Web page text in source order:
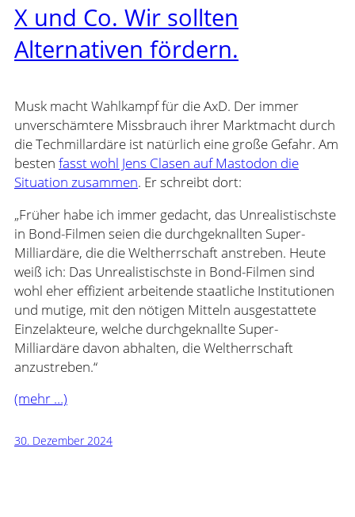
X und Co. Wir sollten
Alternativen fördern.
Musk macht Wahlkampf für die AxD. Der immer
unverschämtere Missbrauch ihrer Marktmacht durch
die Techmillardäre ist natürlich eine große Gefahr. Am
besten fasst wohl Jens Clasen auf Mastodon die
Situation zusammen. Er schreibt dort:
„Früher habe ich immer gedacht, das Unrealistischste
in Bond-Filmen seien die durchgeknallten Super-
Milliardäre, die die Weltherrschaft anstreben. Heute
weiß ich: Das Unrealistischste in Bond-Filmen sind
wohl eher effizient arbeitende staatliche Institutionen
und mutige, mit den nötigen Mitteln ausgestattete
Einzelakteure, welche durchgeknallte Super-
Milliardäre davon abhalten, die Weltherrschaft
anzustreben.“
(mehr …)
30. Dezember 2024